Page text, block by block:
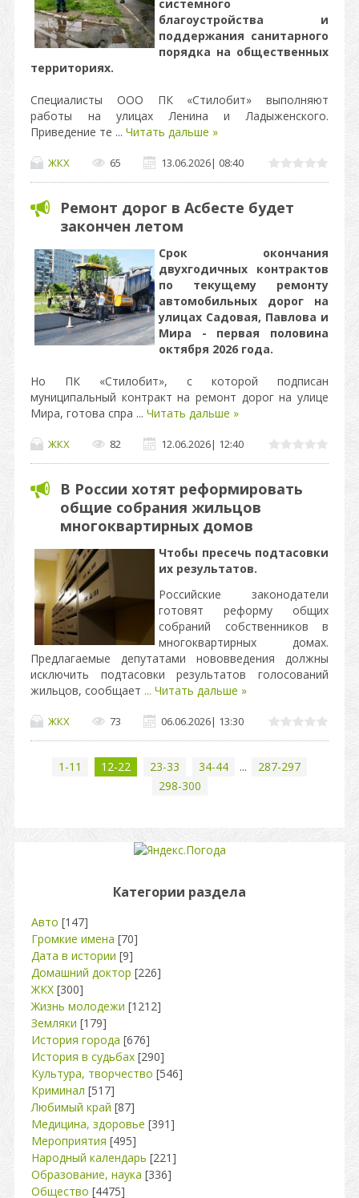
системного
благоустройства и
поддержания санитарного
порядка на общественных
территориях.
Специалисты ООО ПК «Стилобит» выполняют
работы на улицах Ленина и Ладыженского.
Приведение те ... Читать дальше »
ЖКХ 65 13.06.2026| 08:40
Ремонт дорог в Асбесте будет
закончен летом
Срок окончания
двухгодичных контрактов
по текущему ремонту
автомобильных дорог на
улицах Садовая, Павлова и
Мира - первая половина
октября 2026 года.
Но ПК «Стилобит», с которой подписан
муниципальный контракт на ремонт дорог на улице
Мира, готова спра ... Читать дальше »
ЖКХ 82 12.06.2026| 12:40
В России хотят реформировать
общие собрания жильцов
многоквартирных домов
Чтобы пресечь подтасовки
их результатов.
Российские законодатели
готовят реформу общих
собраний собственников в
многоквартирных домах.
Предлагаемые депутатами нововведения должны
исключить подтасовки результатов голосований
жильцов, сообщает ... Читать дальше »
ЖКХ 73 06.06.2026| 13:30
1-11 12-22 23-33 34-44 ...
287-297
298-300
Категории раздела
Авто [147]
Громкие имена [70]
Дата в истории [9]
Домашний доктор [226]
ЖКХ [300]
Жизнь молодежи [1212]
Земляки [179]
История города [676]
История в судьбах [290]
Культура, творчество [546]
Криминал [517]
Любимый край [87]
Медицина, здоровье [391]
Мероприятия [495]
Народный календарь [221]
Образование, наука [336]
Общество [4475]